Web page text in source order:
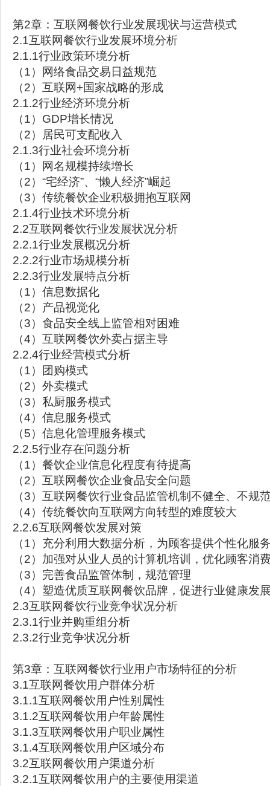
第2章：互联网餐饮行业发展现状与运营模式
2.1互联网餐饮行业发展环境分析
2.1.1行业政策环境分析
（1）网络食品交易日益规范
（2）互联网+国家战略的形成
2.1.2行业经济环境分析
（1）GDP增长情况
（2）居民可支配收入
2.1.3行业社会环境分析
（1）网名规模持续增长
（2）“宅经济”、“懒人经济”崛起
（3）传统餐饮企业积极拥抱互联网
2.1.4行业技术环境分析
2.2互联网餐饮行业发展状况分析
2.2.1行业发展概况分析
2.2.2行业市场规模分析
2.2.3行业发展特点分析
（1）信息数据化
（2）产品视觉化
（3）食品安全线上监管相对困难
（4）互联网餐饮外卖占据主导
2.2.4行业经营模式分析
（1）团购模式
（2）外卖模式
（3）私厨服务模式
（4）信息服务模式
（5）信息化管理服务模式
2.2.5行业存在问题分析
（1）餐饮企业信息化程度有待提高
（2）互联网餐饮企业食品安全问题
（3）互联网餐饮行业食品监管机制不健全、不规
（4）传统餐饮向互联网方向转型的难度较大
2.2.6互联网餐饮发展对策
（1）充分利用大数据分析，为顾客提供个性化服
（2）加强对从业人员的计算机培训，优化顾客消
（3）完善食品监管体制，规范管理
（4）塑造优质互联网餐饮品牌，促进行业健康发
2.3互联网餐饮行业竞争状况分析
2.3.1行业并购重组分析
2.3.2行业竞争状况分析
第3章：互联网餐饮行业用户市场特征的分析
3.1互联网餐饮用户群体分析
3.1.1互联网餐饮用户性别属性
3.1.2互联网餐饮用户年龄属性
3.1.3互联网餐饮用户职业属性
3.1.4互联网餐饮用户区域分布
3.2互联网餐饮用户渠道分析
3.2.1互联网餐饮用户的主要使用渠道